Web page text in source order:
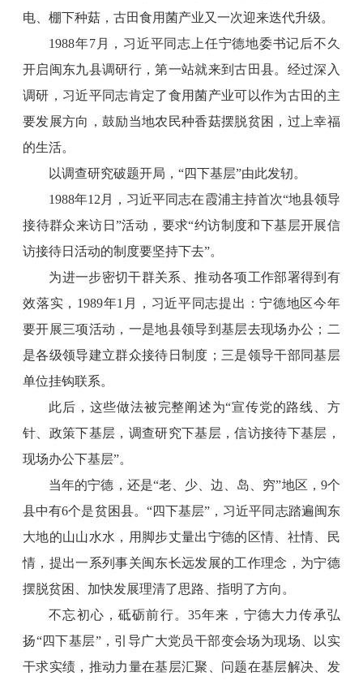
电、棚下种菇，古田食用菌产业又一次迎来迭代升级。
1988年7月，习近平同志上任宁德地委书记后不久
开启闽东九县调研行，第一站就来到古田县。经过深入
调研，习近平同志肯定了食用菌产业可以作为古田的主
要发展方向，鼓励当地农民种香菇摆脱贫困，过上幸福
的生活。
以调查研究破题开局，“四下基层”由此发轫。
1988年12月，习近平同志在霞浦主持首次“地县领导
接待群众来访日”活动，要求“约访制度和下基层开展信
访接待日活动的制度要坚持下去”。
为进一步密切干群关系、推动各项工作部署得到有
效落实，1989年1月，习近平同志提出：宁德地区今年
要开展三项活动，一是地县领导到基层去现场办公；二
是各级领导建立群众接待日制度；三是领导干部同基层
单位挂钩联系。
此后，这些做法被完整阐述为“宣传党的路线、方
针、政策下基层，调查研究下基层，信访接待下基层，
现场办公下基层”。
当年的宁德，还是“老、少、边、岛、穷”地区，9个
县中有6个是贫困县。“四下基层”，习近平同志踏遍闽东
大地的山山水水，用脚步丈量出宁德的区情、社情、民
情，提出一系列事关闽东长远发展的工作理念，为宁德
摆脱贫困、加快发展理清了思路、指明了方向。
不忘初心，砥砺前行。35年来，宁德大力传承弘
扬“四下基层”，引导广大党员干部变会场为现场、以实
干求实绩，推动力量在基层汇聚、问题在基层解决、发